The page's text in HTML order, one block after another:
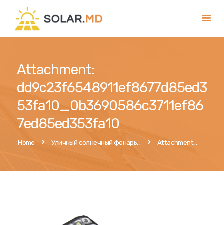
Attachment:
dd9c23f6548911ef8677d85ed3
53fa10_0b3690586c3711ef86
7ed85ed353fa10
Home Уличный солнечный фонарь... Attachment...
Главная
Услуги
Магазин
Публикации
Контакты
Румынский